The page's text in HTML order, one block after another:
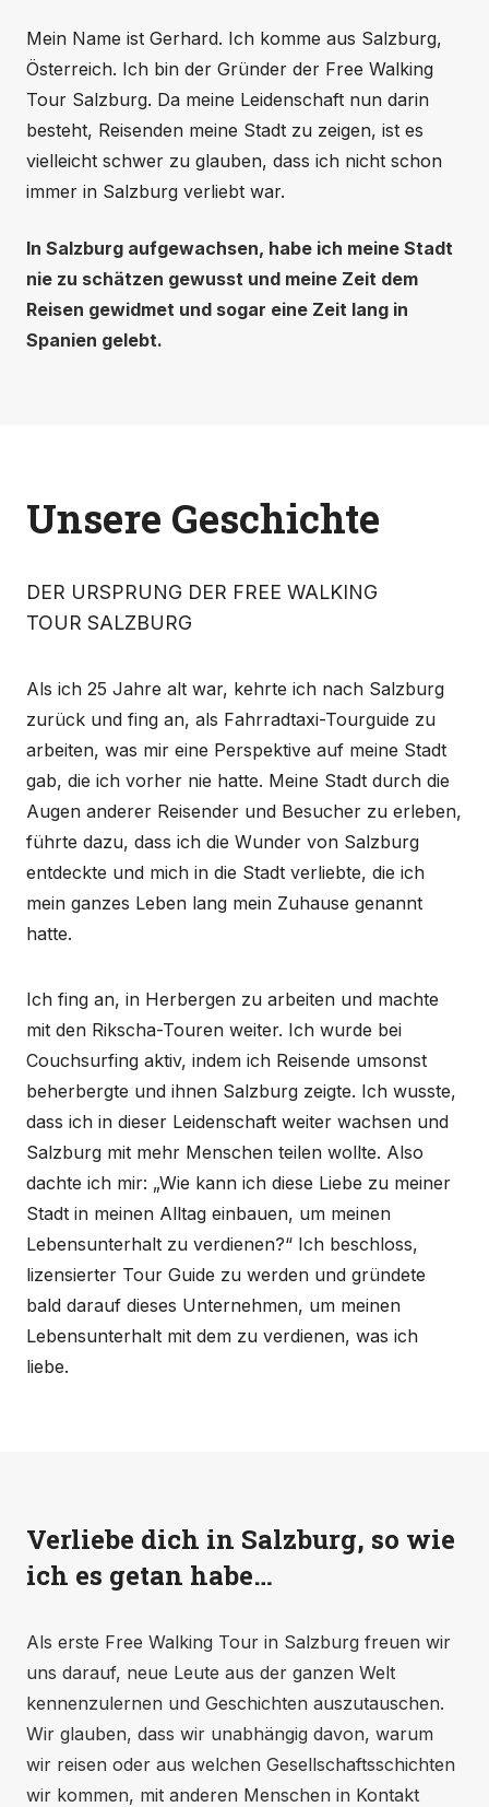
Mein Name ist Gerhard. Ich komme aus Salzburg,
Österreich. Ich bin der Gründer der Free Walking
Tour Salzburg. Da meine Leidenschaft nun darin
besteht, Reisenden meine Stadt zu zeigen, ist es
vielleicht schwer zu glauben, dass ich nicht schon
immer in Salzburg verliebt war.
In Salzburg aufgewachsen, habe ich meine Stadt
nie zu schätzen gewusst und meine Zeit dem
Reisen gewidmet und sogar eine Zeit lang in
Spanien gelebt.
Unsere Geschichte
DER URSPRUNG DER FREE WALKING
TOUR SALZBURG
Als ich 25 Jahre alt war, kehrte ich nach Salzburg
zurück und fing an, als Fahrradtaxi-Tourguide zu
arbeiten, was mir eine Perspektive auf meine Stadt
gab, die ich vorher nie hatte. Meine Stadt durch die
Augen anderer Reisender und Besucher zu erleben,
führte dazu, dass ich die Wunder von Salzburg
entdeckte und mich in die Stadt verliebte, die ich
mein ganzes Leben lang mein Zuhause genannt
hatte.
Ich fing an, in Herbergen zu arbeiten und machte
mit den Rikscha-Touren weiter. Ich wurde bei
Couchsurfing aktiv, indem ich Reisende umsonst
beherbergte und ihnen Salzburg zeigte. Ich wusste,
dass ich in dieser Leidenschaft weiter wachsen und
Salzburg mit mehr Menschen teilen wollte. Also
dachte ich mir: „Wie kann ich diese Liebe zu meiner
Stadt in meinen Alltag einbauen, um meinen
Lebensunterhalt zu verdienen?“ Ich beschloss,
lizensierter Tour Guide zu werden und gründete
bald darauf dieses Unternehmen, um meinen
Lebensunterhalt mit dem zu verdienen, was ich
liebe.
Verliebe dich in Salzburg, so wie
ich es getan habe…
Als erste Free Walking Tour in Salzburg freuen wir
uns darauf, neue Leute aus der ganzen Welt
kennenzulernen und Geschichten auszutauschen.
Wir glauben, dass wir unabhängig davon, warum
wir reisen oder aus welchen Gesellschaftsschichten
wir kommen, mit anderen Menschen in Kontakt